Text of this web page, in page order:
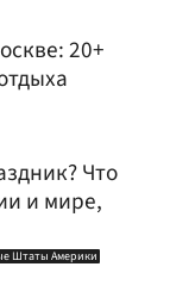
20+
Что
и мире,
Штаты Америки